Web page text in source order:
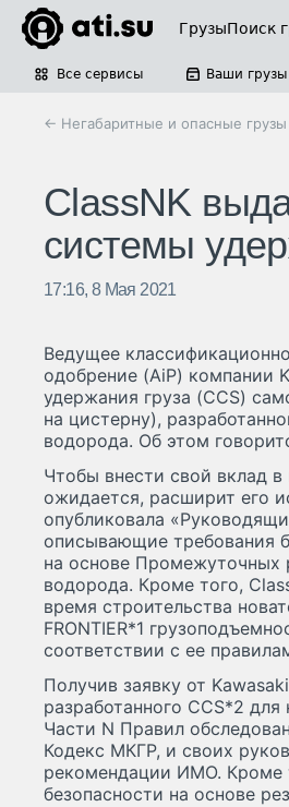
ГрузыПоиск
Все сервисы Ваши грузы
← Негабаритные и опасные грузы
ClassNK
системы
17:16, 8 Мая 2021
Ведущее
одобрение (AiP) компании
удержания груза (CCS)
на цистерну),
водорода. Об этом
Чтобы внести свой вклад
ожидается, расширит его
опубликовала
описывающие требования
на основе
водорода. Кроме того,
время строительства
FRONTIER*1
соответствии с ее
Получив заявку от
разработанного CCS*2
Части N Правил
Кодекс МКГР, и своих
рекомендации ИМО. Кроме
безопасности на основе